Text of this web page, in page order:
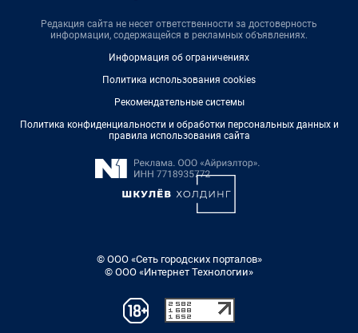
Редакция сайта не несет ответственности за достоверность
информации, содержащейся в рекламных объявлениях.
Информация об ограничениях
Политика использования cookies
Рекомендательные системы
Политика конфиденциальности и обработки персональных данных и
правила использования сайта
© ООО «Сеть городских порталов»
© ООО «Интернет Технологии»